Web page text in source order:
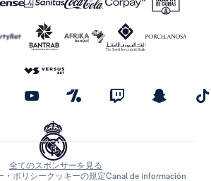
全てのスポンサーを見る
・ポリシークッキーの規定Canal de información